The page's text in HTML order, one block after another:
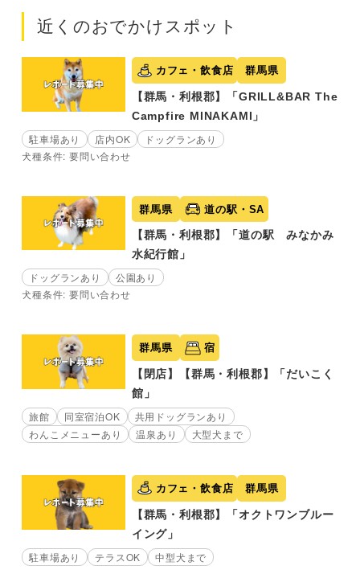
近くのおでかけスポット
カフェ・飲食店 群馬県
【群馬・利根郡】「GRILL&BAR The
Campfire MINAKAMI」
駐車場あり 店内OK
ドッグランあり
犬種条件: 要問い合わせ
群馬県 道の駅・SA
【群馬・利根郡】「道の駅 みなかみ
水紀行館」
ドッグランあり
公園あり
犬種条件: 要問い合わせ
群馬県 宿
【閉店】【群馬・利根郡】「だいこく
館」
旅館 同室宿泊OK
共用ドッグランあり
わんこメニューあり
温泉あり 大型犬まで
カフェ・飲食店 群馬県
【群馬・利根郡】「オクトワンブルー
イング」
駐車場あり テラスOK 中型犬まで